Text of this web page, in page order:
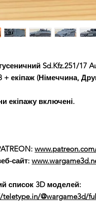
Sd.Kfz.251/17
+ екіпаж (Німеччина,
екіпажу включені.
сайт:
список 3D моделей:
@wargame3d/